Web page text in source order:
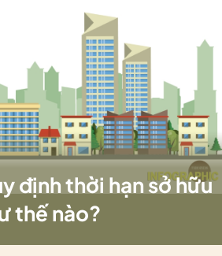
định thời hạn sở hữu
thế nào?